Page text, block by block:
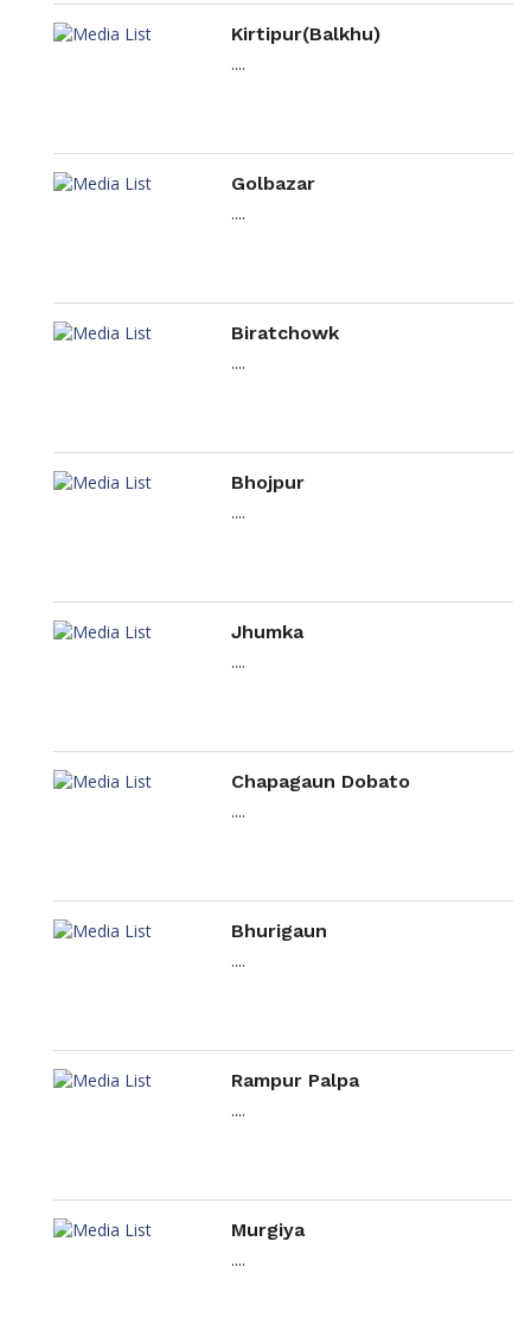
Kirtipur(Balkhu)
....
Golbazar
....
Biratchowk
....
Bhojpur
....
Jhumka
....
Chapagaun Dobato
....
Bhurigaun
....
Rampur Palpa
....
Murgiya
....